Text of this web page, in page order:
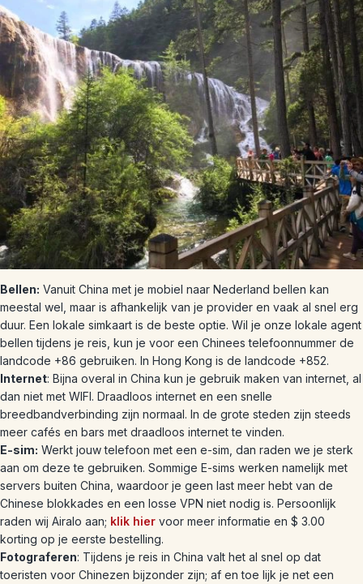
Bellen: Vanuit China met je mobiel naar Nederland bellen kan
meestal wel, maar is afhankelijk van je provider en vaak al snel erg
duur. Een lokale simkaart is de beste optie. Wil je onze lokale agent
bellen tijdens je reis, kun je voor een Chinees telefoonnummer de
landcode +86 gebruiken. In Hong Kong is de landcode +852.
Internet: Bijna overal in China kun je gebruik maken van internet, al
dan niet met WIFI. Draadloos internet en een snelle
breedbandverbinding zijn normaal. In de grote steden zijn steeds
meer cafés en bars met draadloos internet te vinden.
E-sim: Werkt jouw telefoon met een e-sim, dan raden we je sterk
aan om deze te gebruiken. Sommige E-sims werken namelijk met
servers buiten China, waardoor je geen last meer hebt van de
Chinese blokkades en een losse VPN niet nodig is. Persoonlijk
raden wij Airalo aan; klik hier voor meer informatie en $ 3.00
korting op je eerste bestelling.
Fotograferen: Tijdens je reis in China valt het al snel op dat
toeristen voor Chinezen bijzonder zijn; af en toe lijk je net een